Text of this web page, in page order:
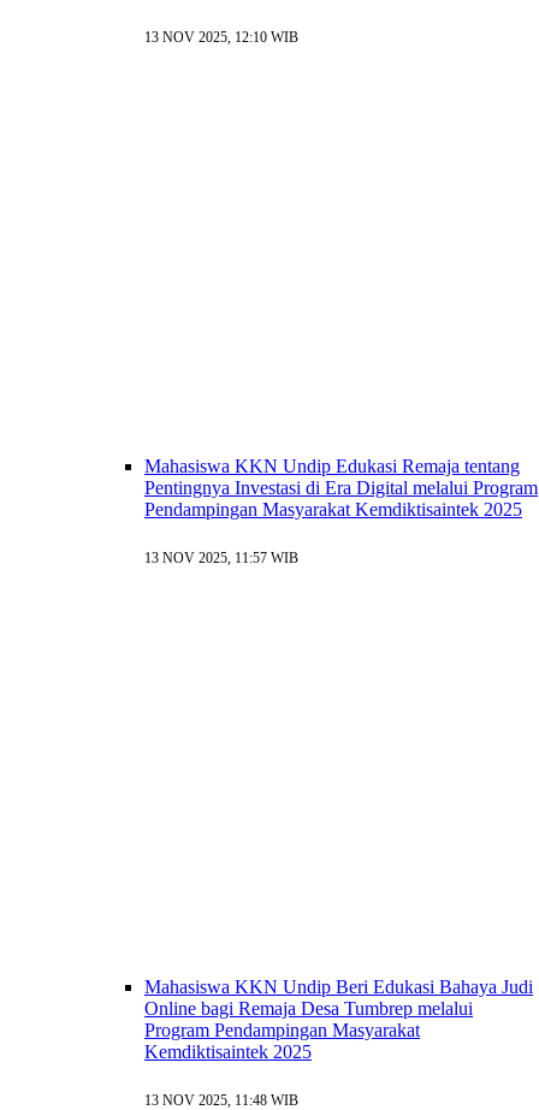
13 NOV 2025, 12:10 WIB
Mahasiswa KKN Undip Edukasi Remaja tentang
Pentingnya Investasi di Era Digital melalui Program
Pendampingan Masyarakat Kemdiktisaintek 2025
13 NOV 2025, 11:57 WIB
Mahasiswa KKN Undip Beri Edukasi Bahaya Judi
Online bagi Remaja Desa Tumbrep melalui
Program Pendampingan Masyarakat
Kemdiktisaintek 2025
13 NOV 2025, 11:48 WIB